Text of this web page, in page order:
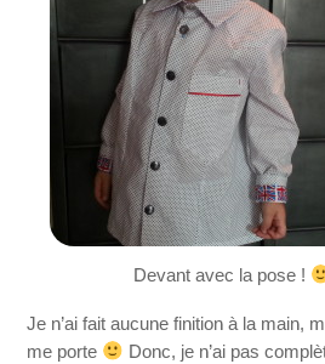
Devant avec la pose !
Je n’ai fait aucune finition à la main,
me porte
Donc, je n’ai pas